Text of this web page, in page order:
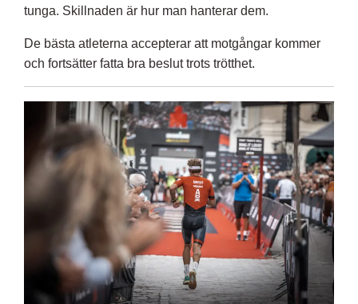
tunga. Skillnaden är hur man hanterar dem.
De bästa atleterna accepterar att motgångar kommer
och fortsätter fatta bra beslut trots trötthet.